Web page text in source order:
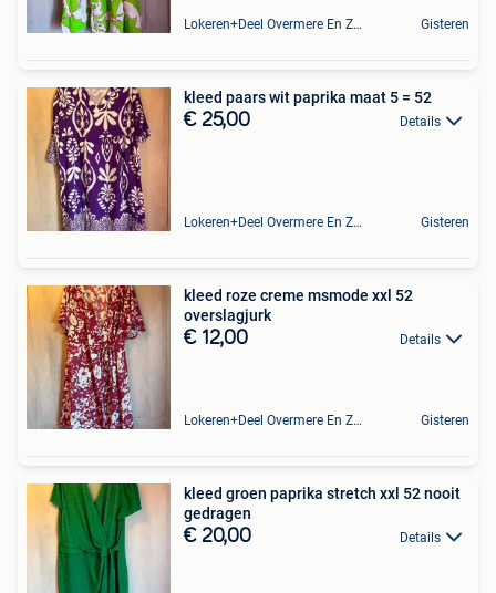
Lokeren+Deel Overmere En Zele Gisteren
kleed paars wit paprika maat 5 = 52
€ 25,00 Details
Lokeren+Deel Overmere En Zele Gisteren
kleed roze creme msmode xxl 52
overslagjurk
€ 12,00 Details
Lokeren+Deel Overmere En Zele Gisteren
kleed groen paprika stretch xxl 52 nooit
gedragen
€ 20,00 Details